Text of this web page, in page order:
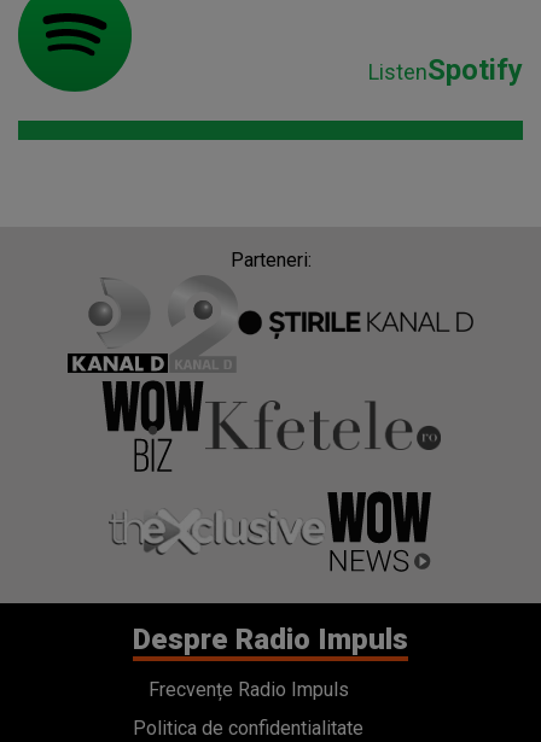
ListenSpotify
Parteneri:
Despre Radio Impuls
Frecvențe Radio Impuls
Politica de confidentialitate